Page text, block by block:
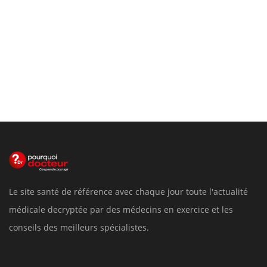
Le site santé de référence avec chaque jour toute l'actualité
médicale decryptée par des médecins en exercice et les
conseils des meilleurs spécialistes.